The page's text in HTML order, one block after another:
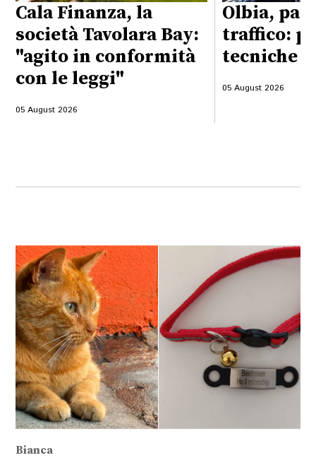
Cala Finanza, la
società Tavolara Bay:
"agito in conformità
con le leggi"
05 August 2026
Olbia,
traffico:
tecniche
05 August 2026
Bianca